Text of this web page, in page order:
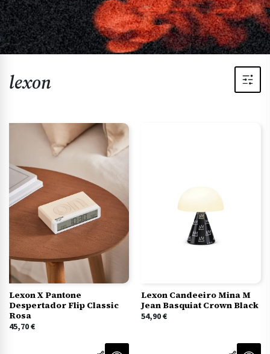
lexon
Lexon X Pantone
Despertador Flip Classic
Rosa
45,70€
Lexon Candeeiro Mina M
Jean Basquiat Crown Black
54,90€